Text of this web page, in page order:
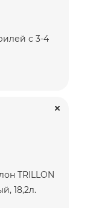
с 3-4
TRILLON
18,2л.